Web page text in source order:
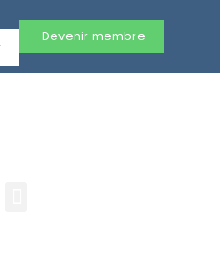
Devenir membre